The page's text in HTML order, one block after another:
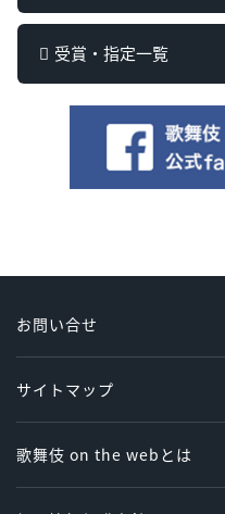
受賞・指定一覧
お問い合せ
サイトマップ
歌舞伎 on the webとは